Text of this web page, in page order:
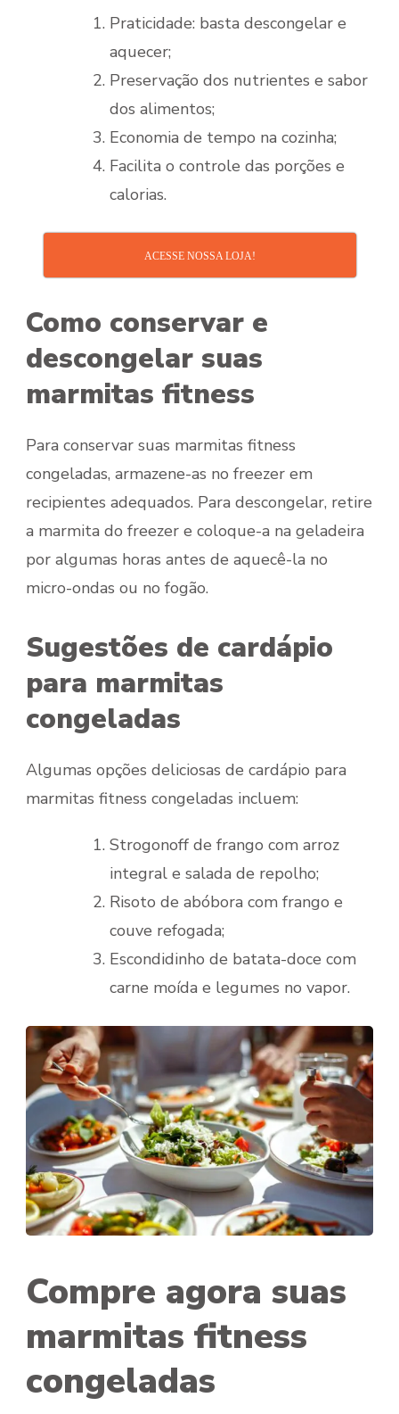
Praticidade: basta descongelar e
aquecer;
Preservação dos nutrientes e sabor
dos alimentos;
Economia de tempo na cozinha;
Facilita o controle das porções e
calorias.
ACESSE NOSSA LOJA!
Como conservar e
descongelar suas
marmitas fitness
Para conservar suas marmitas fitness
congeladas, armazene-as no freezer em
recipientes adequados. Para descongelar, retire
a marmita do freezer e coloque-a na geladeira
por algumas horas antes de aquecê-la no
micro-ondas ou no fogão.
Sugestões de cardápio
para marmitas
congeladas
Algumas opções deliciosas de cardápio para
marmitas fitness congeladas incluem:
Strogonoff de frango com arroz
integral e salada de repolho;
Risoto de abóbora com frango e
couve refogada;
Escondidinho de batata-doce com
carne moída e legumes no vapor.
Compre agora suas
marmitas fitness
congeladas